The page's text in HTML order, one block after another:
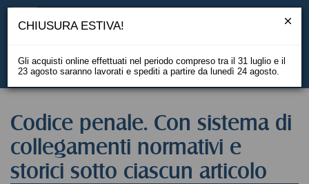
EN
Codice penale. Con sistema di
collegamenti normativi e
storici sotto ciascun articolo
CHIUSURA ESTIVA!
Gli acquisti online effettuati nel periodo compreso tra il 31 luglio e il
23 agosto saranno lavorati e spediti a partire da lunedì 24 agosto.